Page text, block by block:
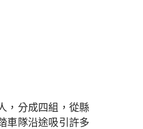
，分成四組，從縣
車隊沿途吸引許多